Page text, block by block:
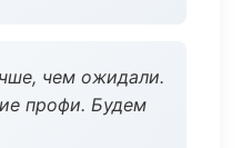
чем ожидали.
профи. Будем